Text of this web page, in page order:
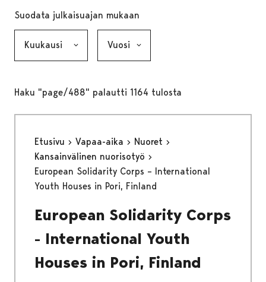
Suodata julkaisuajan mukaan
Haku "page/488" palautti 1164 tulosta
Etusivu Vapaa-aika
Nuoret
Kansainvälinen nuorisotyö
European Solidarity Corps – International
Youth Houses in Pori, Finland
European Solidarity Corps
- International Youth
Houses in Pori, Finland